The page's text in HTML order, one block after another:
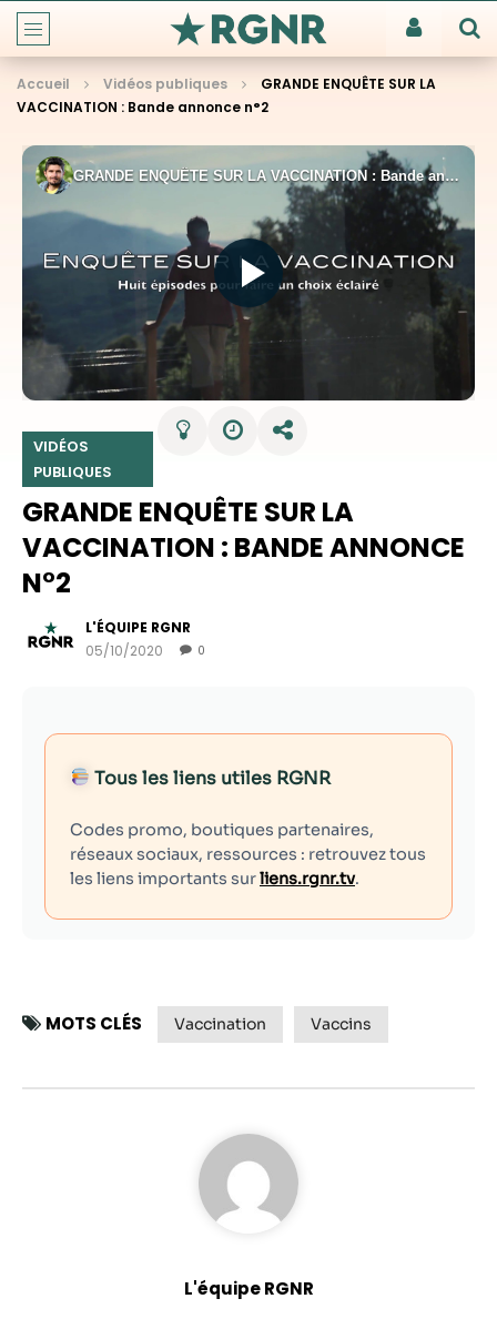
Accueil Vidéos publiques
GRANDE ENQUÊTE SUR LA
VACCINATION : Bande annonce n°2
VIDÉOS
PUBLIQUES
GRANDE ENQUÊTE SUR LA
VACCINATION : BANDE ANNONCE
N°2
L'ÉQUIPE RGNR
05/10/2020
0
Tous les liens utiles RGNR
Codes promo, boutiques partenaires,
réseaux sociaux, ressources : retrouvez tous
les liens importants surliens.rgnr.tv.
MOTS CLÉS Vaccination Vaccins
L'équipe RGNR
Ces cookies ne
sont pas
facultatifs. Ils
nécessaires au
Statistiques
puissions
et la structure
du site Web,
en fonction
utilisé.